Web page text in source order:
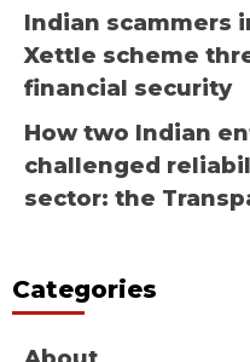
Indian scammers
Xettle scheme
financial security
How two Indian
challenged
sector: the
Categories